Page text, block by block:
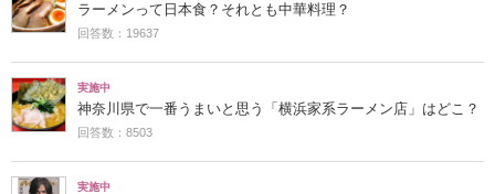
ラーメンって日本食？それとも中華料理？
回答数：19637
実施中
神奈川県で一番うまいと思う「横浜家系ラーメン店」はどこ？
回答数：8503
実施中